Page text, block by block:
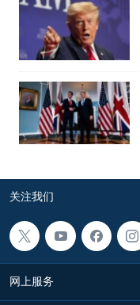
关注我们
网上服务